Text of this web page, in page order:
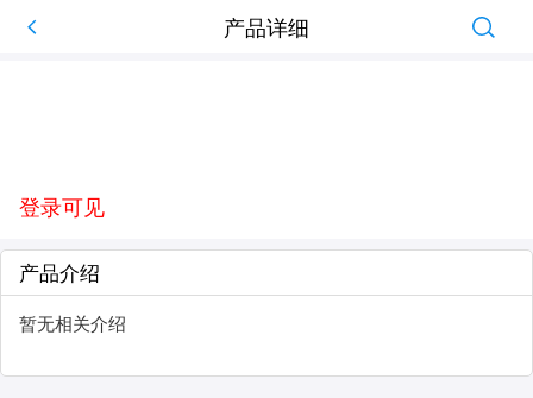
产品详细
登录可见
产品介绍
暂无相关介绍